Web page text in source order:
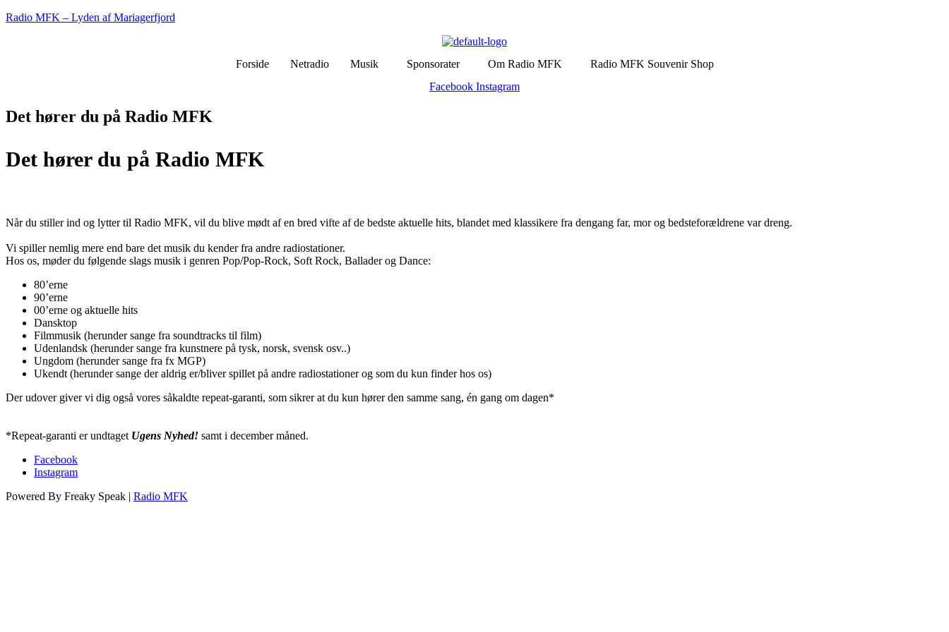
Radio MFK – Lyden af Mariagerfjord
Forside Netradio Musik Sponsorater Om Radio MFK
Radio MFK Souvenir Shop
Facebook Instagram
Det hører du på Radio MFK
Det hører du på Radio MFK
Når du stiller ind og lytter til Radio MFK, vil du blive mødt af en bred vifte af de bedste aktuelle hits, blandet med klassikere fra dengang far, mor og bedsteforældrene var dreng.
Vi spiller nemlig mere end bare det musik du kender fra andre radiostationer.
Hos os, møder du følgende slags musik i genren Pop/Pop-Rock, Soft Rock, Ballader og Dance:
80’erne
90’erne
00’erne og aktuelle hits
Dansktop
Filmmusik (herunder sange fra soundtracks til film)
Udenlandsk (herunder sange fra kunstnere på tysk, norsk, svensk osv..)
Ungdom (herunder sange fra fx MGP)
Ukendt (herunder sange der aldrig er/bliver spillet på andre radiostationer og som du kun finder hos os)
Der udover giver vi dig også vores såkaldte repeat-garanti, som sikrer at du kun hører den samme sang, én gang om dagen*
*Repeat-garanti er undtaget Ugens Nyhed! samt i december måned.
Facebook
Instagram
Powered By Freaky Speak | Radio MFK